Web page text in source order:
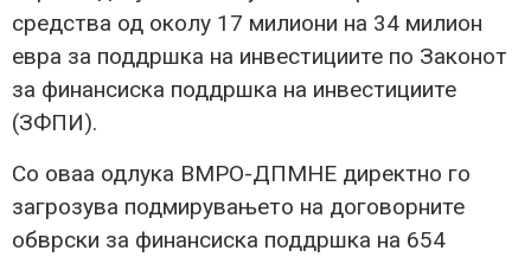
средства од околу 17 милиони на 34 милион
евра за поддршка на инвестициите по Законот
за финансиска поддршка на инвестициите
(ЗФПИ).
Со оваа одлука ВМРО-ДПМНЕ директно го
загрозува подмирувањето на договорните
обврски за финансиска поддршка на 654